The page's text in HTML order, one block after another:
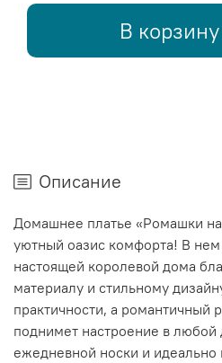
В корзину
Описание
Домашнее платье «Ромашки
уютный оазис комфорта! В нем
настоящей королевой дома
материалу и стильному
практичности, а романтичный
поднимет настроение в любой
ежедневной носки и